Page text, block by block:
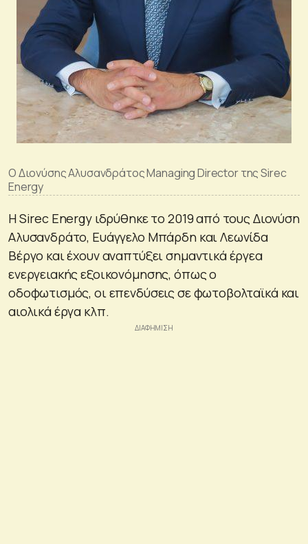
Ο Διονύσης Αλυσανδράτος Managing Director της Sirec
Energy
Η Sirec Energy ιδρύθηκε το 2019 από τους Διονύση
Αλυσανδράτο, Ευάγγελο Μπάρδη και Λεωνίδα
Βέργο και έχουν αναπτύξει σημαντικά έργεα
ενεργειακής εξοικονόμησης, όπως ο
οδοφωτισμός, οι επενδύσεις σε φωτοβολταϊκά και
αιολικά έργα κλπ.